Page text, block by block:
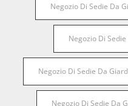
Negozio Di Sedie Da
Negozio Di
Negozio Di Sedie Da
Negozio Di Sedie Da